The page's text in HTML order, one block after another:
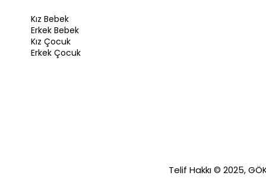
Kız Bebek
Erkek Bebek
Kız Çocuk
Erkek Çocuk
Telif Hakkı © 2025,